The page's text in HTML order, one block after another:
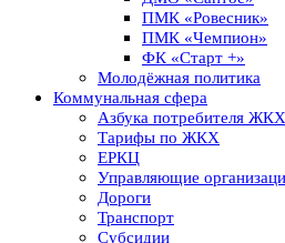
ПМК «Ровесник»
ПМК «Чемпион»
ФК «Старт +»
Молодёжная политика
Коммунальная сфера
Азбука потребителя ЖКХ
Тарифы по ЖКХ
ЕРКЦ
Управляющие
Дороги
Транспорт
Субсидии